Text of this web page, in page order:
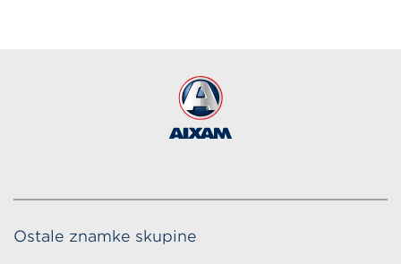
Ostale znamke skupine